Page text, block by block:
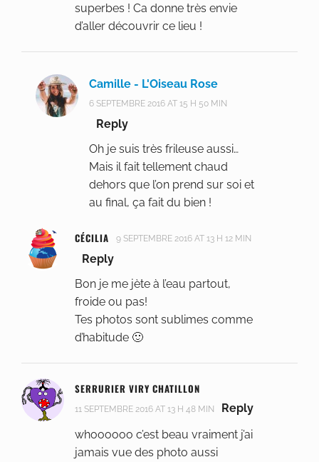
superbes ! Ca donne très envie
d’aller découvrir ce lieu !
Camille - L'Oiseau Rose
6 SEPTEMBRE 2016 AT 15 H 50 MIN
Reply
Oh je suis très frileuse aussi…
Mais il fait tellement chaud
dehors que l’on prend sur soi et
au final, ça fait du bien !
CÉCILIA 9 SEPTEMBRE 2016 AT 13 H 12 MIN
Reply
Bon je me jète à l’eau partout,
froide ou pas!
Tes photos sont sublimes comme
d’habitude 🙂
SERRURIER VIRY CHATILLON
11 SEPTEMBRE 2016 AT 13 H 48 MIN
Reply
whoooooo c’est beau vraiment j’ai
jamais vue des photo aussi